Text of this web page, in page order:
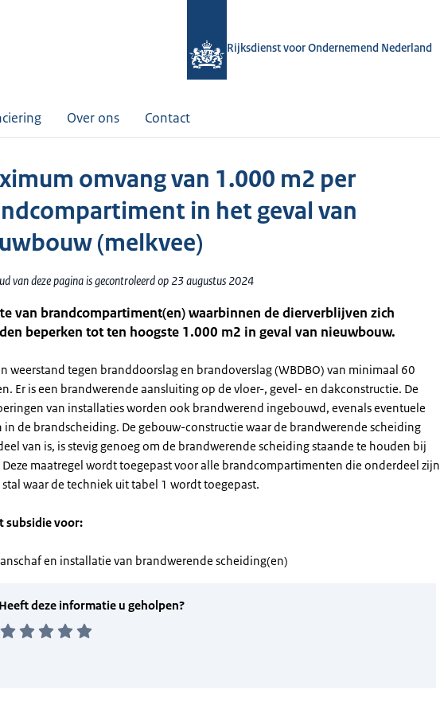
Rijksdienst voor Ondernemend Nederland
Over ons Contact
omvang van 1.000 m2 per
in het geval van
(melkvee)
van deze pagina is gecontroleerd op 23 augustus 2024
van brandcompartiment(en) waarbinnen de dierverblijven zich
beperken tot ten hoogste 1.000 m2 in geval van nieuwbouw.
weerstand tegen branddoorslag en brandoverslag (WBDBO) van minimaal 60
Er is een brandwerende aansluiting op de vloer-, gevel- en dakconstructie. De
van installaties worden ook brandwerend ingebouwd, evenals eventuele
in de brandscheiding. De gebouw-constructie waar de brandwerende scheiding
van is, is stevig genoeg om de brandwerende scheiding staande te houden bij
maatregel wordt toegepast voor alle brandcompartimenten die onderdeel zijn
stal waar de techniek uit tabel 1 wordt toegepast.
subsidie voor:
en installatie van brandwerende scheiding(en)